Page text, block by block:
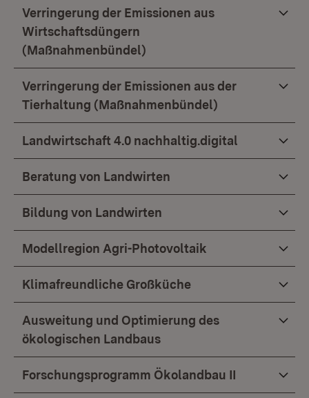
Verringerung der Emissionen aus
Wirtschaftsdüngern
(Maßnahmenbündel)
Verringerung der Emissionen aus der
Tierhaltung (Maßnahmenbündel)
Landwirtschaft 4.0 nachhaltig.digital
Beratung von Landwirten
Bildung von Landwirten
Modellregion Agri-Photovoltaik
Klimafreundliche Großküche
Ausweitung und Optimierung des
ökologischen Landbaus
Forschungsprogramm Ökolandbau II